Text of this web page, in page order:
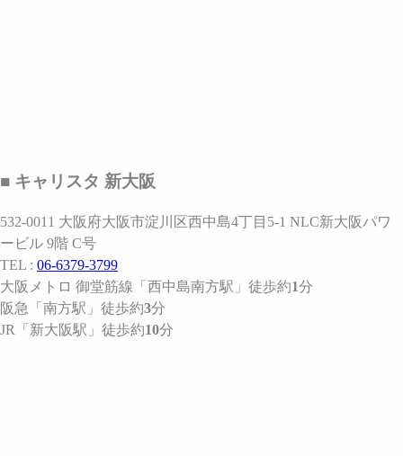
■ キャリスタ 新大阪
532-0011 大阪府大阪市淀川区西中島4丁目5-1 NLC新大阪パワ
ービル 9階 C号
TEL : 06-6379-3799
大阪メトロ 御堂筋線 「西中島南方駅」 徒歩約1分
阪急
「南方駅」 徒歩約3分
JR
「新大阪駅」 徒歩約10分